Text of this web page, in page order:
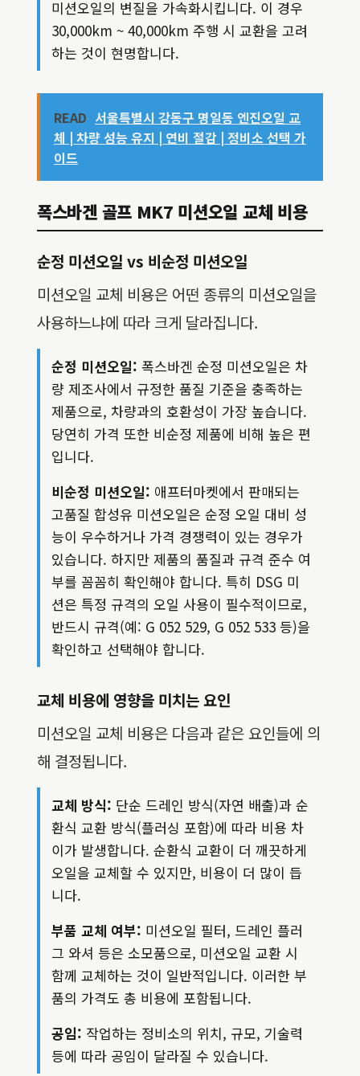
미션오일의 변질을 가속화시킵니다. 이 경우
30,000km ~ 40,000km 주행 시 교환을 고려
하는 것이 현명합니다.
READ 서울특별시 강동구 명일동 엔진오일 교
체 | 차량 성능 유지 | 연비 절감 | 정비소 선택 가
이드
폭스바겐 골프 MK7 미션오일 교체 비용
순정 미션오일 vs 비순정 미션오일
미션오일 교체 비용은 어떤 종류의 미션오일을
사용하느냐에 따라 크게 달라집니다.
순정 미션오일: 폭스바겐 순정 미션오일은 차
량 제조사에서 규정한 품질 기준을 충족하는
제품으로, 차량과의 호환성이 가장 높습니다.
당연히 가격 또한 비순정 제품에 비해 높은 편
입니다.
비순정 미션오일: 애프터마켓에서 판매되는
고품질 합성유 미션오일은 순정 오일 대비 성
능이 우수하거나 가격 경쟁력이 있는 경우가
있습니다. 하지만 제품의 품질과 규격 준수 여
부를 꼼꼼히 확인해야 합니다. 특히 DSG 미
션은 특정 규격의 오일 사용이 필수적이므로,
반드시 규격(예: G 052 529, G 052 533 등)을
확인하고 선택해야 합니다.
교체 비용에 영향을 미치는 요인
미션오일 교체 비용은 다음과 같은 요인들에 의
해 결정됩니다.
교체 방식: 단순 드레인 방식(자연 배출)과 순
환식 교환 방식(플러싱 포함)에 따라 비용 차
이가 발생합니다. 순환식 교환이 더 깨끗하게
오일을 교체할 수 있지만, 비용이 더 많이 듭
니다.
부품 교체 여부: 미션오일 필터, 드레인 플러
그 와셔 등은 소모품으로, 미션오일 교환 시
함께 교체하는 것이 일반적입니다. 이러한 부
품의 가격도 총 비용에 포함됩니다.
공임: 작업하는 정비소의 위치, 규모, 기술력
등에 따라 공임이 달라질 수 있습니다.